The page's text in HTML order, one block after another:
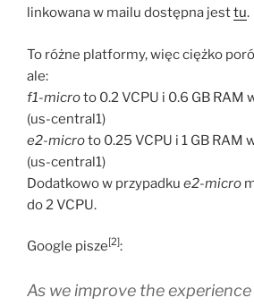
linkowana w mailu dostępna jesttu.
To różne platformy, więc ciężko
ale:
f1-microto 0.2 VCPU i 0.6 GB RAM
(us-central1)
e2-microto 0.25 VCPU i 1 GB
(us-central1)
Dodatkowo w przypadku e2-micro
do 2 VCPU.
Google pisze[2]:
As we improve the